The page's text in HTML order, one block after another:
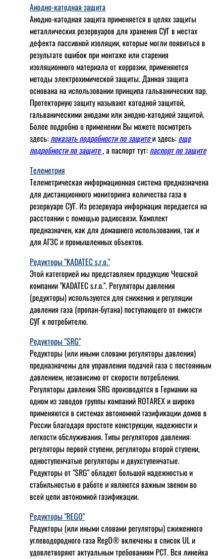
Анодно-катодная защита
Анодно-катодная защита применяется в целях защиты
металлических резервуаров для хранения СУГ в местах
дефекта пассивной изоляции, которые могли появиться в
результате ошибок при монтаже или старения
изоляционного материала от коррозии, применяются
методы электрохимической защиты. Данная защита
основана на использовании принципа гальванических пар.
Протекторную защиту называют катодной защитой,
гальваническими анодами или анодно-катодной защитой.
Более подробно о применении Вы можете посмотреть
здесь: показать подробности по защитеи здесь: еще
подробности по защите, а паспорт тут: паспорт по защите
Телеметрия
Телеметрическая информационная система предназначена
для дистанционного мониторинга количества газа в
резервуаре СУГ. Из резервуара информация передается на
расстоянии с помощью радиосвязи. Комплект
предназначен, как для домашнего использования, так и
для АГЗС и промышленных объектов.
Редукторы "KADATEC s.r.o."
Этой категорией мы представляем продукцию Чешской
компании "KADATEC s.r.o.". Регуляторы давления
(редукторы) используются для снижения и регуляции
давления газа (пропан-бутана) поступающего от емкости
СУГ к потребителю.
Редукторы "SRG"
Редукторы (или иными словами регуляторы давления)
предназначены для управления подачей газа с постоянным
давлением, независимо от скорости потребления.
Регуляторы давления SRG производятся в Германии на
одном из заводов группы компаний ROTAREX и широко
применяются в системах автономной газификации домов в
России благодаря простоте конструкции, надежности и
легкости обслуживания. Типы регуляторов давления:
регуляторы первой ступени, регуляторы второй ступени,
одноступенчатые регуляторы и двухступенчатые.
Редукторы от "SRG" обладют большой надежностью и
стабильностью в работе и являются важным звеном во
всей цепи автономной газификации.
Редукторы "REGO"
Редукторы (или иными словами регуляторы) сжиженного
углеводородного газа RegO® включены в список UL и
удовлетворяют актуальным требованиям РСТ. Вся линейка